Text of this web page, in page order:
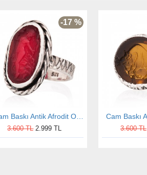
-17 %
Cam Baskı Antik Afrodit Otantik Kadın Gümüş Yüzük
3.600 TL 2.999 TL 3.600 TL